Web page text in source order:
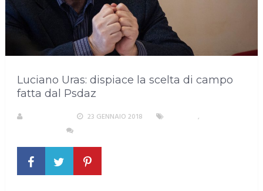
Luciano Uras: dispiace la scelta di campo
fatta dal Psdaz
23 GENNAIO 2018
,